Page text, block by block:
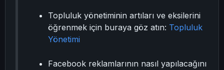
Topluluk yönetiminin artıları ve eksilerini
öğrenmek için buraya göz atın: Topluluk
Yönetimi
Facebook reklamlarının nasıl yapılacağını